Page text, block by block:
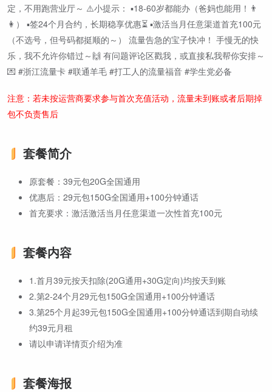
定，不用跑营业厅～ ⚠️小提示： ▪️18-60岁都能办（爸妈也能用！👨
👩） ▪️签24个月合约，长期稳享优惠⏳ ▪️激活当月任意渠道首充100元
（不选号，但号码都挺顺的～） 流量告急的宝子快冲！ 手慢无的快
乐，我不允许你错过～🙌 有问题评论区戳我，或直接私我帮你安排～
💌 #浙江流量卡 #联通羊毛 #打工人的流量福音 #学生党必备
注意：若未按运营商要求参与首次充值活动，流量未到账或者后期掉
包不负责售后
套餐简介
原套餐：39元包20G全国通用
优惠后：29元包150G全国通用+100分钟通话
首充要求：激活激活当月任意渠道一次性首充100元
套餐内容
1.首月39元按天扣除(20G通用+30G定向)均按天到账
2.第2-24个月29元包150G全国通用+100分钟通话
3.第25个月起39元包150G全国通用+100分钟通话到期自动续
约39元月租
请以申请详情页介绍为准
套餐海报